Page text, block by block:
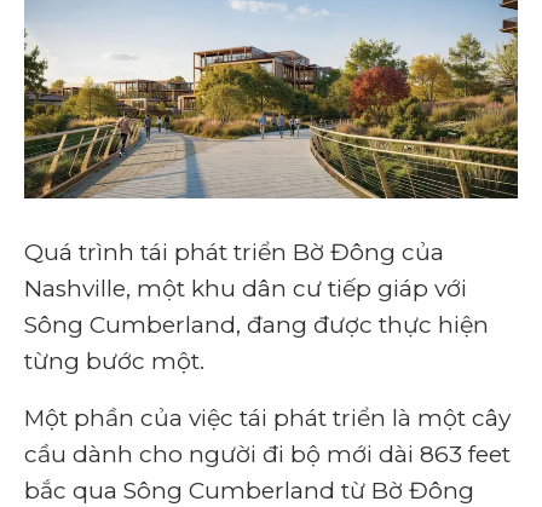
Quá trình tái phát triển Bờ Đông của
Nashville, một khu dân cư tiếp giáp với
Sông Cumberland, đang được thực hiện
từng bước một.
Một phần của việc tái phát triển là một cây
cầu dành cho người đi bộ mới dài 863 feet
bắc qua Sông Cumberland từ Bờ Đông